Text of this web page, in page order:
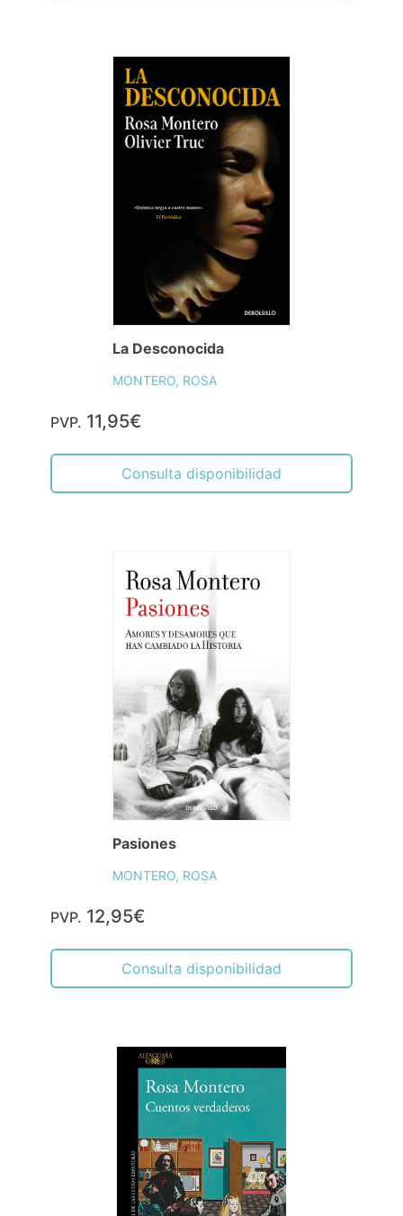
La Desconocida
MONTERO, ROSA
PVP. 11,95€
Consulta disponibilidad
Pasiones
MONTERO, ROSA
PVP. 12,95€
Consulta disponibilidad